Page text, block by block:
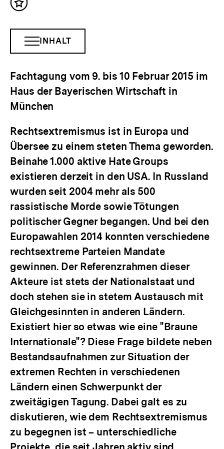
Inhalt
INHALTSNAVIGATION
INHALT
Fachtagung vom 9. bis 10 Februar 2015 im
Haus der Bayerischen Wirtschaft in
München
Rechtsextremismus ist in Europa und
Übersee zu einem steten Thema geworden.
Beinahe 1.000 aktive Hate Groups
existieren derzeit in den USA. In Russland
wurden seit 2004 mehr als 500
rassistische Morde sowie Tötungen
politischer Gegner begangen. Und bei den
Europawahlen 2014 konnten verschiedene
rechtsextreme Parteien Mandate
gewinnen. Der Referenzrahmen dieser
Akteure ist stets der Nationalstaat und
doch stehen sie in stetem Austausch mit
Gleichgesinnten in anderen Ländern.
Existiert hier so etwas wie eine "Braune
Internationale"? Diese Frage bildete neben
Bestandsaufnahmen zur Situation der
extremen Rechten in verschiedenen
Ländern einen Schwerpunkt der
zweitägigen Tagung. Dabei galt es zu
diskutieren, wie dem Rechtsextremismus
zu begegnen ist – unterschiedliche